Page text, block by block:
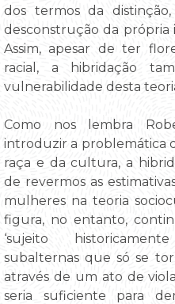
dos termos da
desconstrução da própria
Assim, apesar de ter
racial, a hibridação
vulnerabilidade desta
Como nos lembra
introduzir a problemática
raça e da cultura, a
de revermos as
mulheres na teoria
figura, no entanto,
‘sujeito
subalternas que só se
através de um ato de
seria suficiente para